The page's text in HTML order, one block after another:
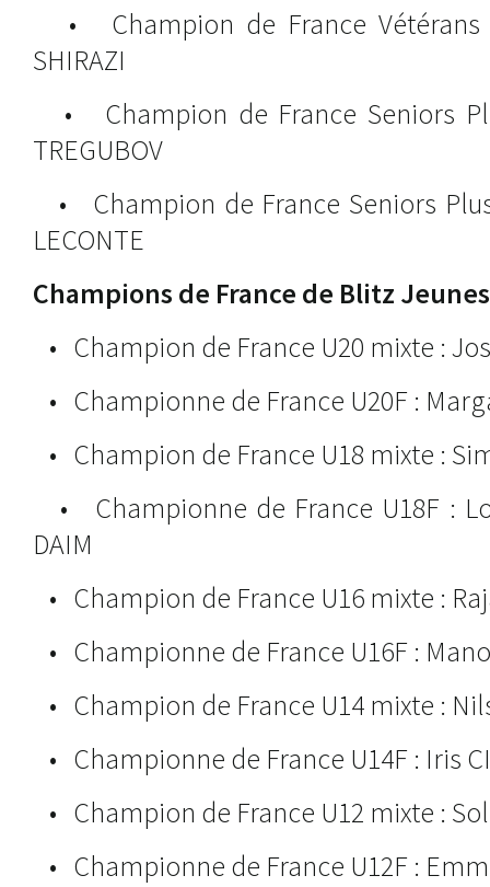
• Champion de France Vétérans
SHIRAZI
• Champion de France Seniors
TREGUBOV
• Champion de France Seniors
LECONTE
Champions de France de Blitz Jeunes
• Champion de France U20 mixte :
• Championne de France U20F :
• Champion de France U18 mixte :
• Championne de France U18F :
DAIM
• Champion de France U16 mixte :
• Championne de France U16F :
• Champion de France U14 mixte :
• Championne de France U14F : Iris
• Champion de France U12 mixte :
• Championne de France U12F :